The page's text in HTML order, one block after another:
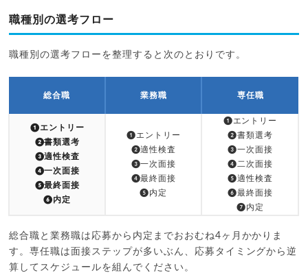
職種別の選考フロー
職種別の選考フローを整理すると次のとおりです。
総合職 業務職 専任職
❶エントリー
❷書類選考
❸適性検査
❹一次面接
❺最終面接
❻内定
❶エントリー
❷適性検査
❸一次面接
❹最終面接
❺内定
❶エントリー
❷書類選考
❸一次面接
❹二次面接
❺適性検査
❻最終面接
❼内定
総合職と業務職は応募から内定までおおむね4ヶ月かかりま
す。専任職は面接ステップが多いぶん、応募タイミングから逆
算してスケジュールを組んでください。